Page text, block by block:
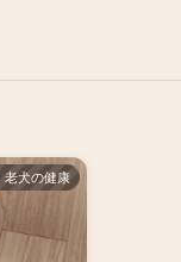
老犬の健康